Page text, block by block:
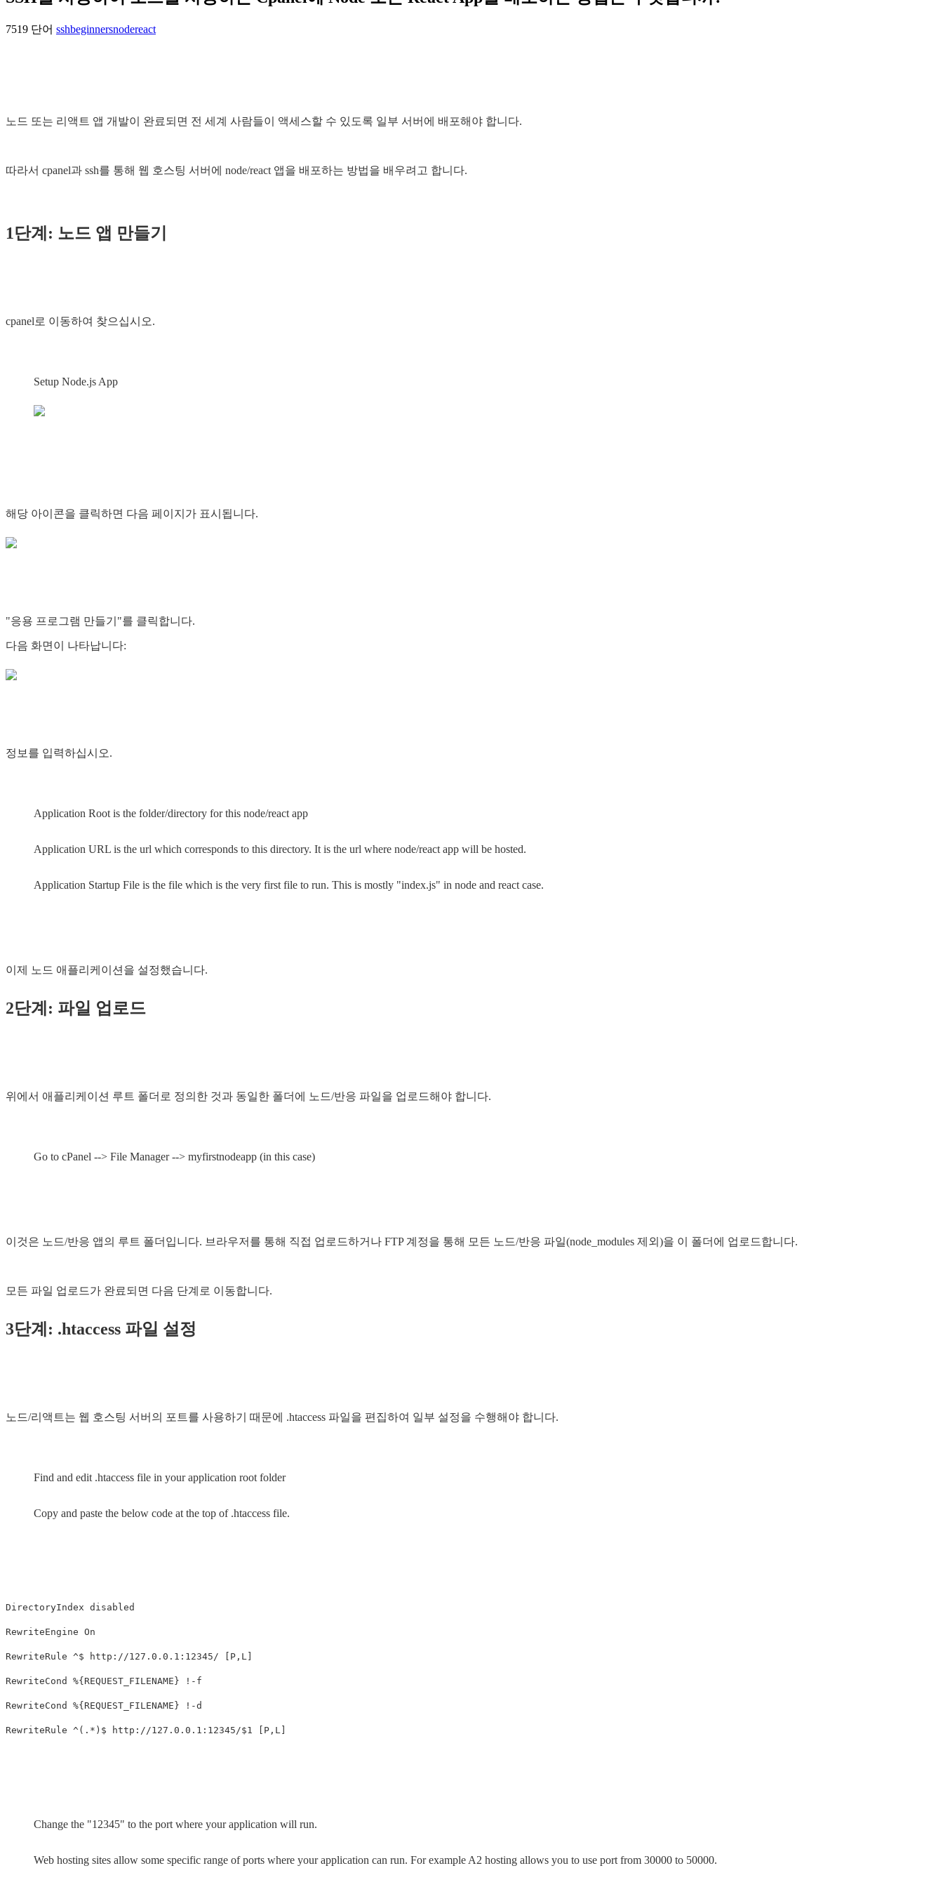
7519 단어 sshbeginnersnodereact
노드 또는 리액트 앱 개발이 완료되면 전 세계 사람들이 액세스할 수 있도록 일부 서버에 배포해야 합니다.
따라서 cpanel과 ssh를 통해 웹 호스팅 서버에 node/react 앱을 배포하는 방법을 배우려고 합니다.
1단계: 노드 앱 만들기
cpanel로 이동하여 찾으십시오.
Setup Node.js App
해당 아이콘을 클릭하면 다음 페이지가 표시됩니다.
"응용 프로그램 만들기"를 클릭합니다.
다음 화면이 나타납니다:
정보를 입력하십시오.
Application Root is the folder/directory for this node/react app
Application URL is the url which corresponds to this directory. It is the url where node/react app will be hosted.
Application Startup File is the file which is the very first file to run. This is mostly "index.js" in node and react case.
이제 노드 애플리케이션을 설정했습니다.
2단계: 파일 업로드
위에서 애플리케이션 루트 폴더로 정의한 것과 동일한 폴더에 노드/반응 파일을 업로드해야 합니다.
Go to cPanel --> File Manager --> myfirstnodeapp (in this case)
이것은 노드/반응 앱의 루트 폴더입니다. 브라우저를 통해 직접 업로드하거나 FTP 계정을 통해 모든 노드/반응 파일(node_modules 제외)을 이 폴더에 업로드합니다.
모든 파일 업로드가 완료되면 다음 단계로 이동합니다.
3단계: .htaccess 파일 설정
노드/리액트는 웹 호스팅 서버의 포트를 사용하기 때문에 .htaccess 파일을 편집하여 일부 설정을 수행해야 합니다.
Find and edit .htaccess file in your application root folder
Copy and paste the below code at the top of .htaccess file.
DirectoryIndex disabled
RewriteEngine On
RewriteRule ^$ http://127.0.0.1:12345/ [P,L]
RewriteCond %{REQUEST_FILENAME} !-f
RewriteCond %{REQUEST_FILENAME} !-d
Change the "12345" to the port where your application will run.
Web hosting sites allow some specific range of ports where your application can run. For example A2 hosting allows you to use port from 30000 to 50000.